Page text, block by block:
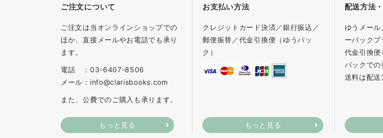
ご注文について
ご注文は当オンラインショップでの
ほか、直接メールやお電話でも承り
ます。
電話 ：03-6407-8506
メール：info@clarisbooks.com
また、公費でのご購入も承ります。
もっと見る
お支払い方法
クレジットカード決済／銀行振込／
郵便振替／代金引換便（ゆうパッ
ク）
もっと見る
配送方法
ゆうメー
ーパック
代金引換便
パックでの
送料は配送